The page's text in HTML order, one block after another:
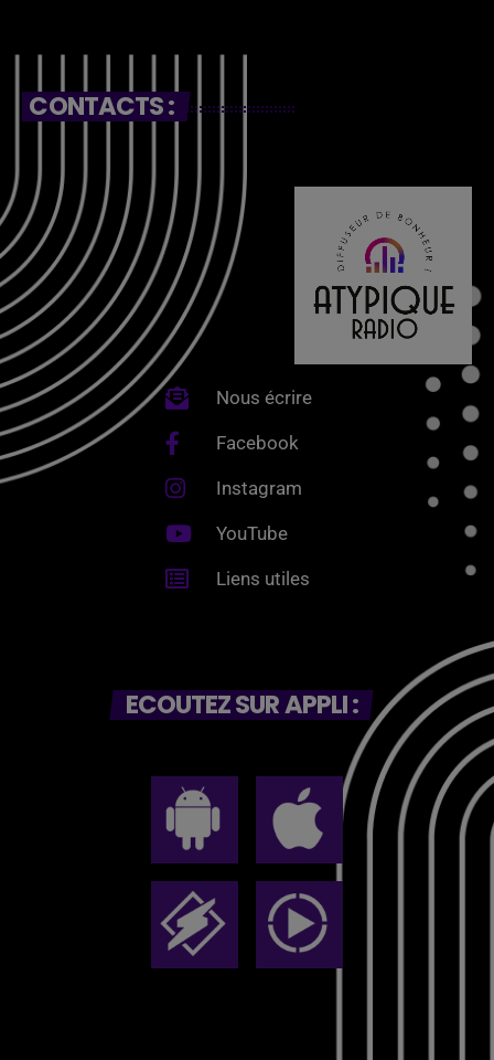
CONTACTS :
Nous écrire
Facebook
Instagram
YouTube
Liens utiles
ECOUTEZ SUR APPLI :